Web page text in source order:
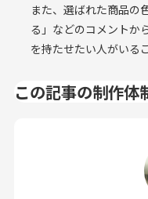
また、選ばれた商品の
る」などのコメントか
を持たせたい人がいる
この記事の制作体